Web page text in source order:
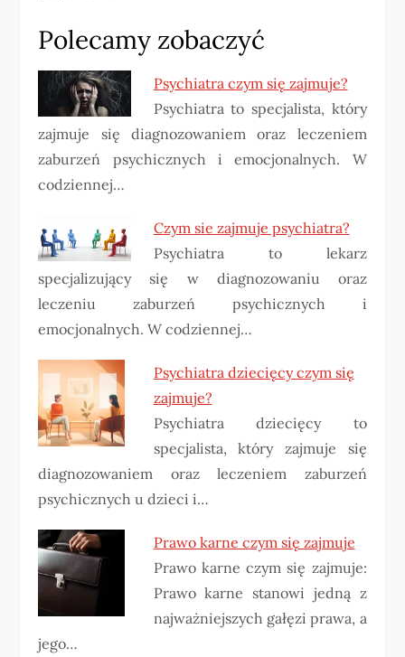
Polecamy zobaczyć
Psychiatra czym się zajmuje?
Psychiatra to specjalista, który
zajmuje się diagnozowaniem oraz leczeniem
zaburzeń psychicznych i emocjonalnych. W
codziennej…
Czym sie zajmuje psychiatra?
Psychiatra to lekarz
specjalizujący się w diagnozowaniu oraz
leczeniu zaburzeń psychicznych i
emocjonalnych. W codziennej…
Psychiatra dziecięcy czym się
zajmuje?
Psychiatra dziecięcy to
specjalista, który zajmuje się
diagnozowaniem oraz leczeniem zaburzeń
psychicznych u dzieci i…
Prawo karne czym się zajmuje
Prawo karne czym się zajmuje:
Prawo karne stanowi jedną z
najważniejszych gałęzi prawa, a
jego…